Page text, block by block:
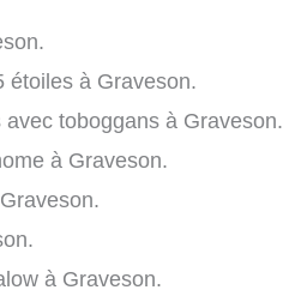
étoiles à Graveson.
toboggans à Graveson.
à Graveson.
à Graveson.